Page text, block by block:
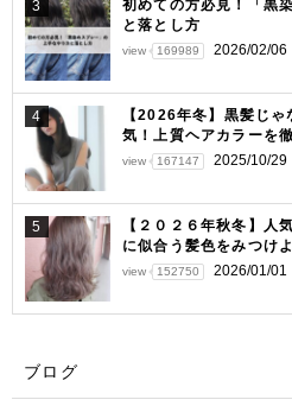
3
初めての方必見！「黒
と落とし方
view 169989 2026/02/06
4
【2026年冬】黒髪じ
気！上質ヘアカラーを
view 167147 2025/10/29
5
【２０２６年秋冬】人
に似合う髪色をみつけ
view 152750 2026/01/01
ブログ